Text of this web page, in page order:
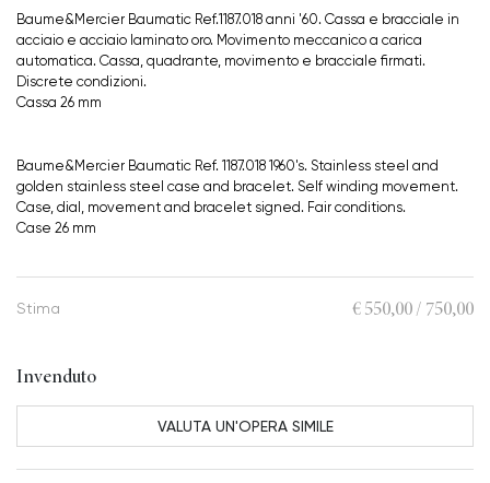
Baume&Mercier Baumatic Ref.1187.018 anni '60. Cassa e bracciale in
acciaio e acciaio laminato oro. Movimento meccanico a carica
automatica. Cassa, quadrante, movimento e bracciale firmati.
Discrete condizioni.
Cassa 26 mm
Baume&Mercier Baumatic Ref. 1187.018 1960's. Stainless steel and
golden stainless steel case and bracelet. Self winding movement.
Case, dial, movement and bracelet signed. Fair conditions.
Case 26 mm
€ 550,00 / 750,00
Stima
Invenduto
VALUTA UN'OPERA SIMILE